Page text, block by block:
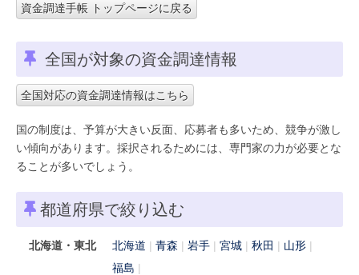
資金調達手帳 トップページに戻る
全国が対象の資金調達情報
全国対応の資金調達情報はこちら
国の制度は、予算が大きい反面、応募者も多いため、競争が激し
い傾向があります。採択されるためには、専門家の力が必要とな
ることが多いでしょう。
都道府県で絞り込む
北海道・東北 北海道 青森 岩手 宮城 秋田
山形
福島